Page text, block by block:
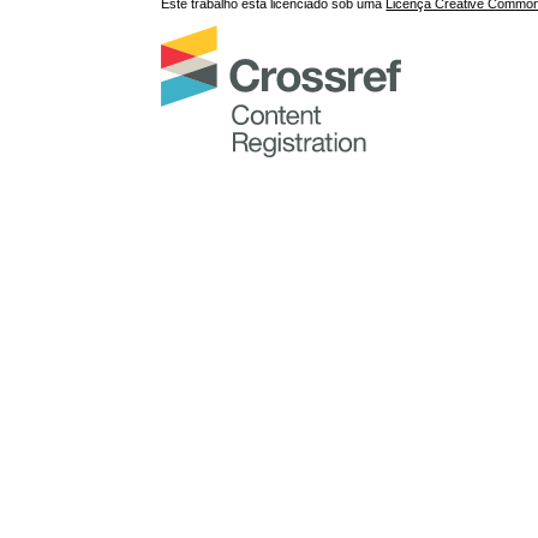
Este trabalho está licenciado sob uma Licença Creative